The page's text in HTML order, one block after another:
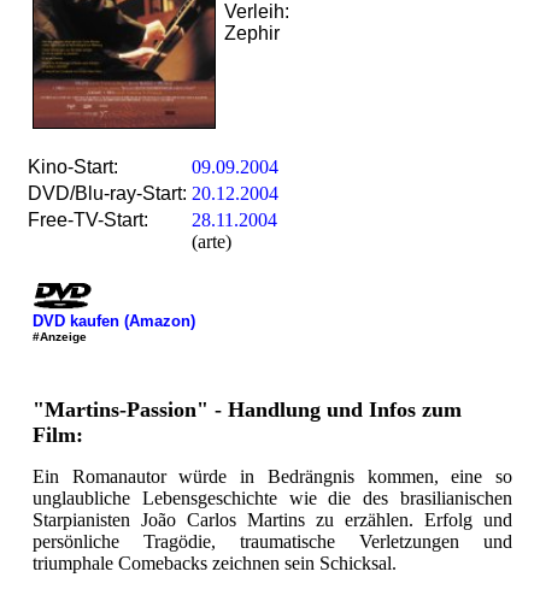
Verleih:
Zephir
Kino-Start:
09.09.2004
DVD/Blu-ray-Start: 20.12.2004
Free-TV-Start:
28.11.2004
(arte)
DVD kaufen (Amazon)
#Anzeige
"Martins-Passion" - Handlung und Infos zum
Film:
Ein Romanautor würde in Bedrängnis kommen, eine so
unglaubliche Lebensgeschichte wie die des brasilianischen
Starpianisten João Carlos Martins zu erzählen. Erfolg und
persönliche Tragödie, traumatische Verletzungen und
triumphale Comebacks zeichnen sein Schicksal.